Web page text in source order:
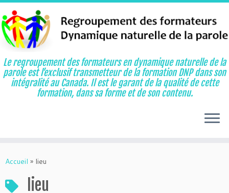
au
Le regroupement des formateurs en dynamique naturelle de la
parole est l’exclusif transmetteur de la formation DNP dans son
intégralité au Canada. Il est le garant de la qualité de cette
formation, dans sa forme et de son contenu.
Accueil » lieu
lieu